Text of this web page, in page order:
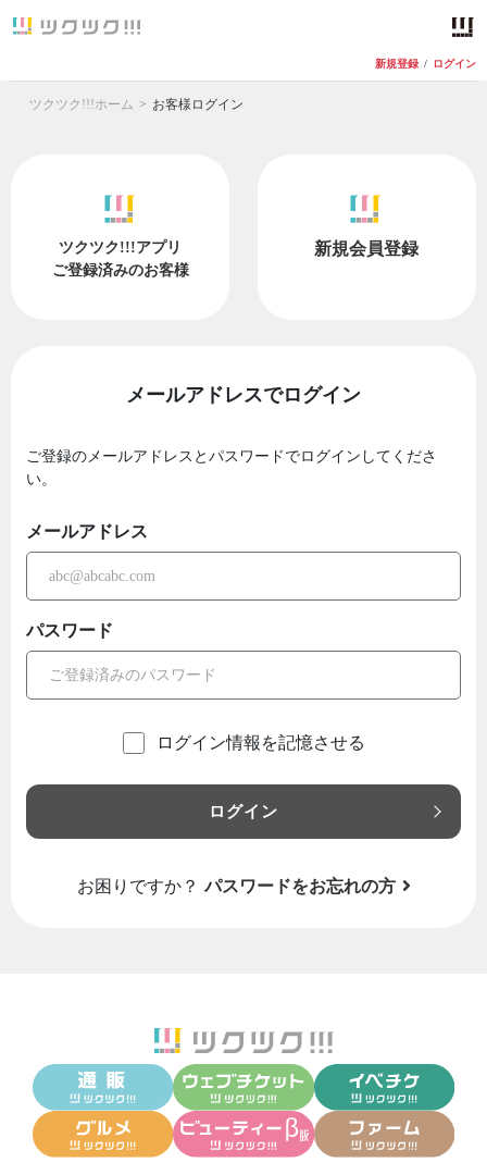
新規登録 / ログイン
ツクツク!!!ホーム お客様ログイン
ツクツク!!!アプリ
ご登録済みのお客様
新規会員登録
メールアドレスでログイン
ご登録のメールアドレスとパスワードでログインしてくださ
い。
メールアドレス
パスワード
ログイン情報を記憶させる
ログイン
お困りですか？ パスワードをお忘れの方